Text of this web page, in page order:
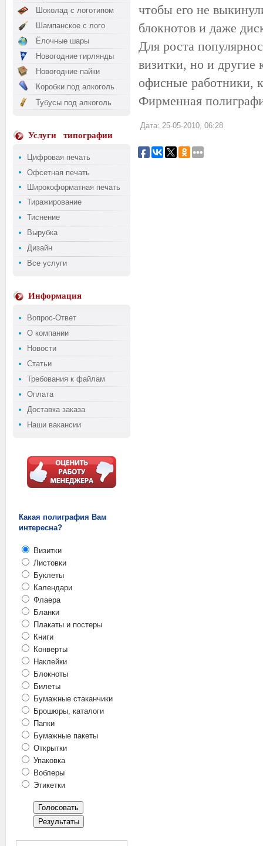
Шоколад с логотипом
Шампанское с лого
Ёлочные шары
Новогодние гирлянды
Новогодние пайки
Коробки под алкоголь
Тубусы под алкоголь
Услуги типографии
Цифровая печать
Офсетная печать
Широкоформатная печать
Тиражирование
Тиснение
Вырубка
Дизайн
Все услуги
Информация
Вопрос-Ответ
О компании
Новости
Статьи
Требования к файлам
Оплата
Доставка заказа
Наши вакансии
Какая полиграфия Вам
интересна?
Визитки
Листовки
Буклеты
Календари
Флаера
Бланки
Плакаты и постеры
Книги
Конверты
Наклейки
Блокноты
Билеты
Бумажные стаканчики
Брошюры, каталоги
Папки
Бумажные пакеты
Открытки
Упаковка
Воблеры
Этикетки
чтобы его не
блокнотов и даже
Для роста
визитки, но и другие
офисные работники,
Фирменная
Дата: 25-05-2010, 06:28